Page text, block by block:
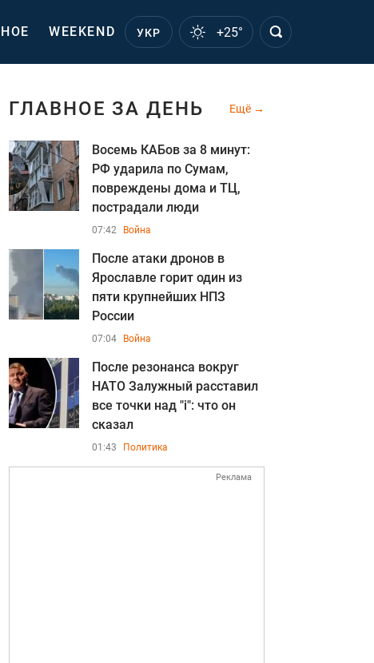
WEEKEND УКР +25°
ГЛАВНОЕ ЗА ДЕНЬ Ещё
Восемь КАБов за 8 минут:
РФ ударила по Сумам,
повреждены дома и ТЦ,
пострадали люди
07:42 Война
После атаки дронов в
Ярославле горит один из
пяти крупнейших НПЗ
России
07:04 Война
После резонанса вокруг
НАТО Залужный расставил
все точки над "i": что он
сказал
01:43 Политика
Реклама